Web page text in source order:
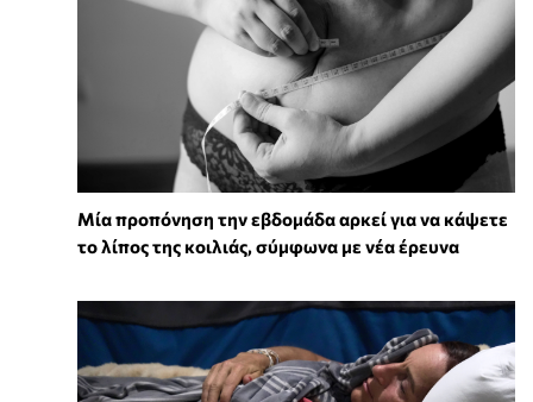
Μία προπόνηση την εβδομάδα αρκεί για να κάψετε
το λίπος της κοιλιάς, σύμφωνα με νέα έρευνα